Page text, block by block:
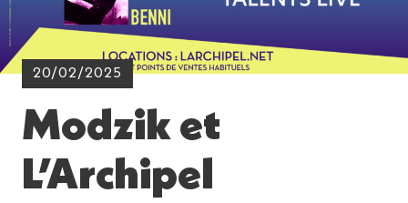
20/02/2025
Modzik et
L’Archipel